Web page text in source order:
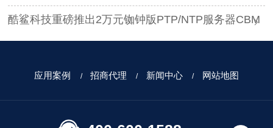
酷鲨科技重磅推出2万元铷钟版PTP/NTP服务器CBM
应用案例 招商代理 新闻中心 网站地图